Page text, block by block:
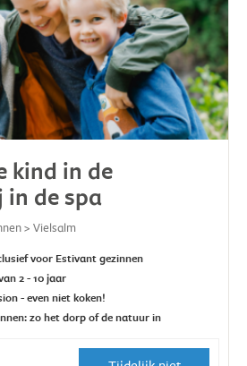
kind in de
de spa
> Vielsalm
voor Estivant gezinnen
2 - 10 jaar
- even niet koken!
zo het dorp of de natuur in